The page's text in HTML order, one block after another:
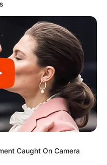
marrëveshjen.
Caught On Camera